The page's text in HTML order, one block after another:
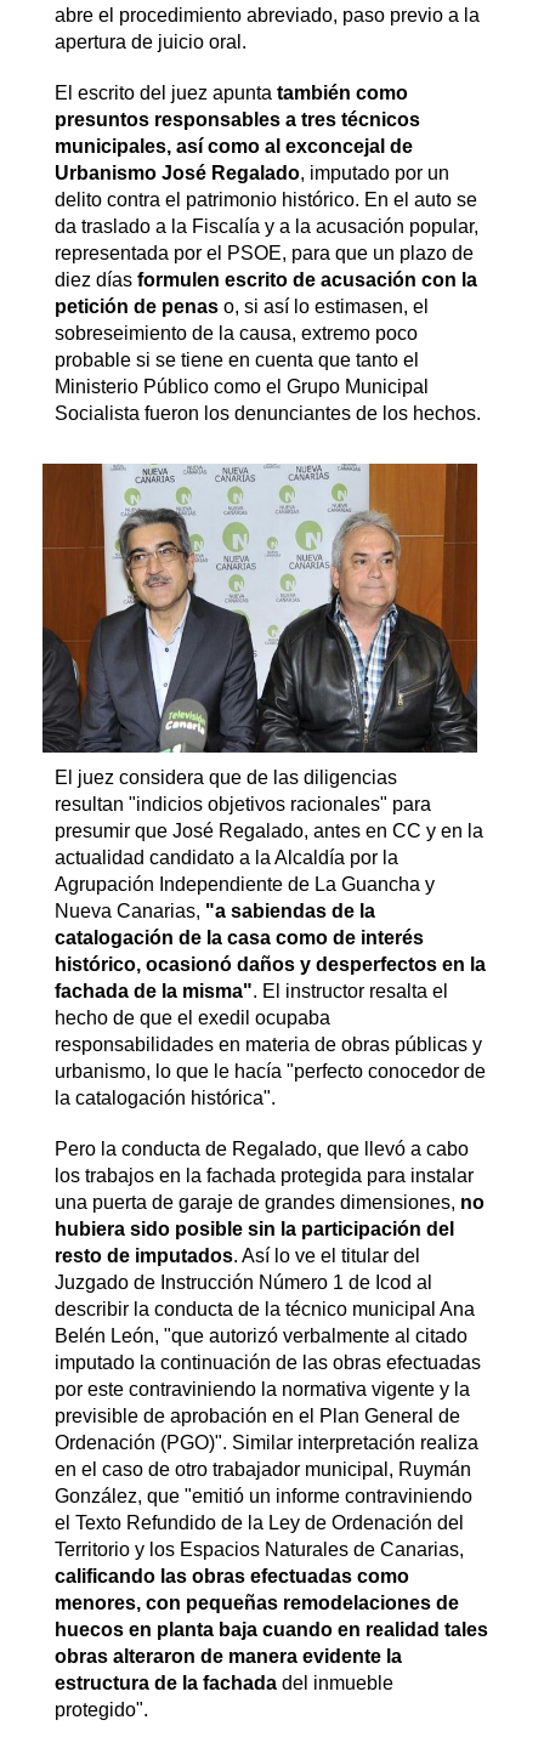
abre el procedimiento abreviado, paso previo a la
apertura de juicio oral.
El escrito del juez apunta también como
presuntos responsables a tres técnicos
municipales, así como al exconcejal de
Urbanismo José Regalado, imputado por un
delito contra el patrimonio histórico. En el auto se
da traslado a la Fiscalía y a la acusación popular,
representada por el PSOE, para que un plazo de
diez días formulen escrito de acusación con la
petición de penaso, si así lo estimasen, el
sobreseimiento de la causa, extremo poco
probable si se tiene en cuenta que tanto el
Ministerio Público como el Grupo Municipal
Socialista fueron los denunciantes de los hechos.
El juez considera que de las diligencias
resultan "indicios objetivos racionales" para
presumir que José Regalado, antes en CC y en la
actualidad candidato a la Alcaldía por la
Agrupación Independiente de La Guancha y
Nueva Canarias, "a sabiendas de la
catalogación de la casa como de interés
histórico, ocasionó daños y desperfectos en la
fachada de la misma". El instructor resalta el
hecho de que el exedil ocupaba
responsabilidades en materia de obras públicas y
urbanismo, lo que le hacía "perfecto conocedor de
la catalogación histórica".
Pero la conducta de Regalado, que llevó a cabo
los trabajos en la fachada protegida para instalar
una puerta de garaje de grandes dimensiones, no
hubiera sido posible sin la participación del
resto de imputados. Así lo ve el titular del
Juzgado de Instrucción Número 1 de Icod al
describir la conducta de la técnico municipal Ana
Belén León, "que autorizó verbalmente al citado
imputado la continuación de las obras efectuadas
por este contraviniendo la normativa vigente y la
previsible de aprobación en el Plan General de
Ordenación (PGO)". Similar interpretación realiza
en el caso de otro trabajador municipal, Ruymán
González, que "emitió un informe contraviniendo
el Texto Refundido de la Ley de Ordenación del
Territorio y los Espacios Naturales de Canarias,
calificando las obras efectuadas como
menores, con pequeñas remodelaciones de
huecos en planta baja cuando en realidad tales
obras alteraron de manera evidente la
estructura de la fachadadel inmueble
protegido".